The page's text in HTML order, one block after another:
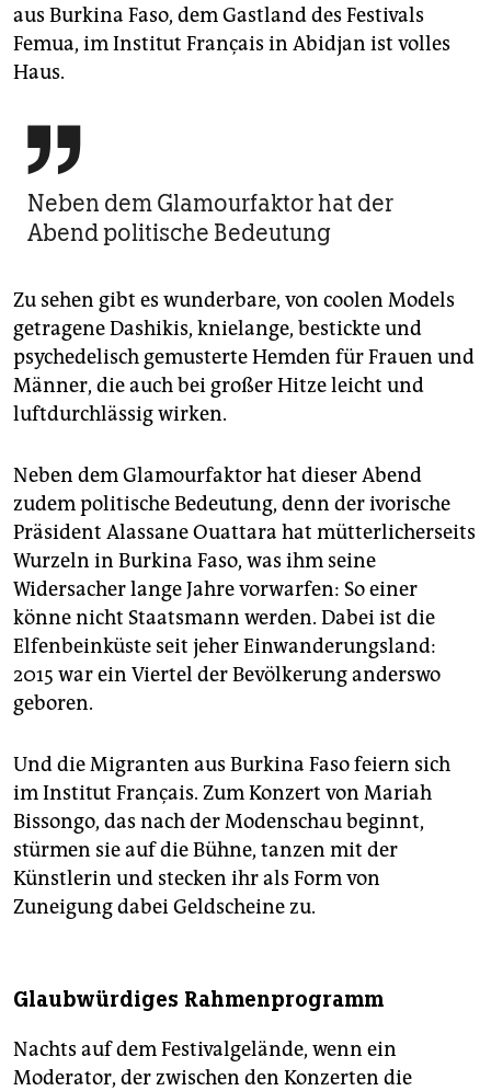
aus Burkina Faso, dem Gastland des Festivals
Femua, im Institut Français in Abidjan ist volles
Haus.

Neben dem Glamourfaktor hat der
Abend politische Bedeutung
Zu sehen gibt es wunderbare, von coolen Models
getragene Dashikis, knielange, bestickte und
psychedelisch gemusterte Hemden für Frauen und
Männer, die auch bei großer Hitze leicht und
luftdurchlässig wirken.
Neben dem Glamourfaktor hat dieser Abend
zudem politische Bedeutung, denn der ivorische
Präsident Alassane Ouattara hat mütterlicherseits
Wurzeln in Burkina Faso, was ihm seine
Widersacher lange Jahre vorwarfen: So einer
könne nicht Staatsmann werden. Dabei ist die
Elfenbeinküste seit jeher Einwanderungsland:
2015 war ein Viertel der Bevölkerung anderswo
geboren.
Und die Migranten aus Burkina Faso feiern sich
im Institut Français. Zum Konzert von Mariah
Bissongo, das nach der Modenschau beginnt,
stürmen sie auf die Bühne, tanzen mit der
Künstlerin und stecken ihr als Form von
Zuneigung dabei Geldscheine zu.
Glaubwürdiges Rahmenprogramm
Nachts auf dem Festivalgelände, wenn ein
Moderator, der zwischen den Konzerten die